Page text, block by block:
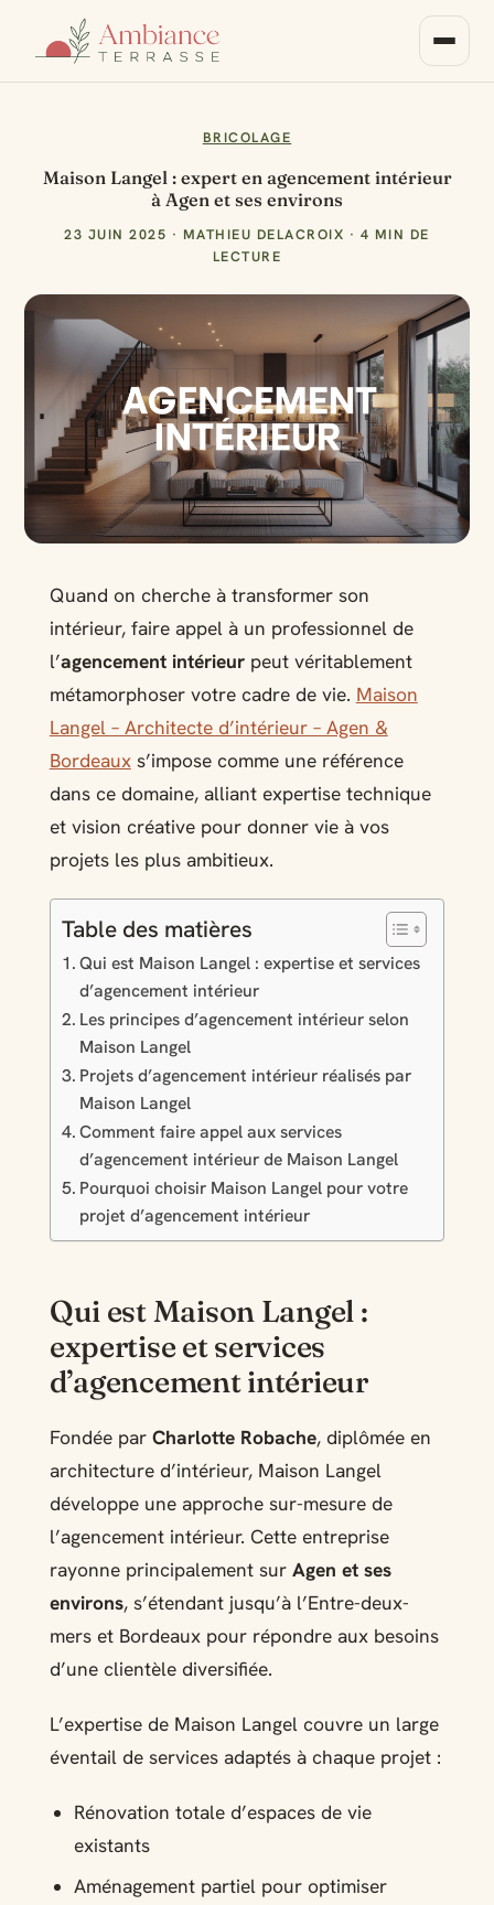
BRICOLAGE
Maison Langel : expert en agencement intérieur
à Agen et ses environs
23 JUIN 2025 · MATHIEU DELACROIX · 4 MIN DE
LECTURE
Quand on cherche à transformer son
intérieur, faire appel à un professionnel de
l’agencement intérieurpeut véritablement
métamorphoser votre cadre de vie. Maison
Langel – Architecte d’intérieur – Agen &
Bordeauxs’impose comme une référence
dans ce domaine, alliant expertise technique
et vision créative pour donner vie à vos
projets les plus ambitieux.
Table des matières
Qui est Maison Langel : expertise et services
d’agencement intérieur
Les principes d’agencement intérieur selon
Maison Langel
Projets d’agencement intérieur réalisés par
Maison Langel
Comment faire appel aux services
d’agencement intérieur de Maison Langel
Pourquoi choisir Maison Langel pour votre
projet d’agencement intérieur
Qui est Maison Langel :
expertise et services
d’agencement intérieur
Fondée par Charlotte Robache, diplômée en
architecture d’intérieur, Maison Langel
développe une approche sur-mesure de
l’agencement intérieur. Cette entreprise
rayonne principalement sur Agen et ses
environs, s’étendant jusqu’à l’Entre-deux-
mers et Bordeaux pour répondre aux besoins
d’une clientèle diversifiée.
L’expertise de Maison Langel couvre un large
éventail de services adaptés à chaque projet :
Rénovation totale d’espaces de vie
existants
Aménagement partiel pour optimiser